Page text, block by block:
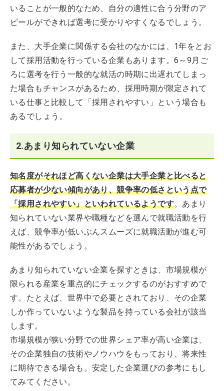
いることが一般的なため、自分の適性に合う分野のア
ピールができれば選考に受かりやすくなるでしょう。
また、大手企業に関係する会社のなかには、1年をとお
して採用活動を行っている企業もあります。6～9月ご
ろに選考を行う一般的な就活の時期に出遅れてしまっ
た場合もチャンスがあるため、採用時期が限定されて
いる仕事と比較して「採用されやすい」という場合も
あるでしょう。
2.あまり知られていない企業
知名度がそれほど高くない企業は大手企業と比べると
応募者が少ない傾向があり、競争率の低さという点で
「採用されやすい」といわれているようです。あまり
知られていない業界や職種などを選んで就職活動を行
えば、競争率が低いぶんスムーズに就職活動が進む可
能性があるでしょう。
あまり知られていない企業を探すときは、市場規模が
限られる産業を重点的にチェックするのがおすすめで
す。たとえば、世界中で必要とされており、その企業
しか作っていないような製品を持っている会社が該当
します。
市場規模が狭い分野での世界シェア率が高い企業は、
その企業独自の技術やノウハウをもっており、将来性
に期待できる場合も。安定した企業選びの参考にもし
てみてください。